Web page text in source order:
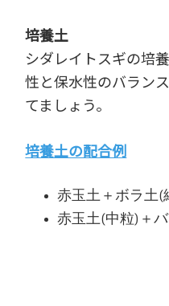
培養土
シダレイトスギの培
性と保水性のバラン
てましょう。
培養土の配合例
赤玉土＋ボラ土(
赤玉土(中粒)＋